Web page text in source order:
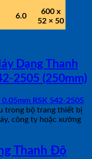
6.0
600 x
52 × 50
Dạng Thanh
2505 (250mm)
RSK 542-2505
trong bộ trang thiết bị
công ty hoặc xưởng
Thanh Độ